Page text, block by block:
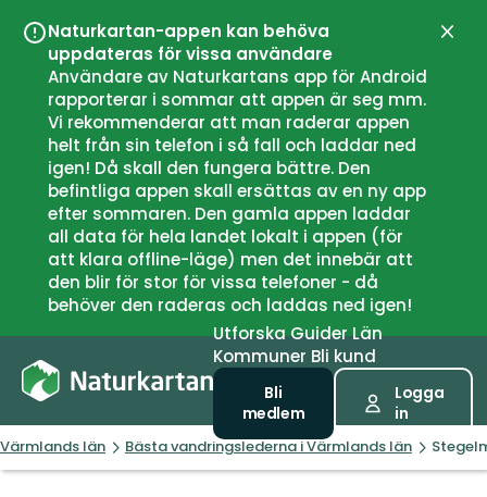
Naturkartan-appen kan behöva
uppdateras för vissa användare
Användare av Naturkartans app för Android
rapporterar i sommar att appen är seg mm.
Vi rekommenderar att man raderar appen
helt från sin telefon i så fall och laddar ned
igen! Då skall den fungera bättre. Den
befintliga appen skall ersättas av en ny app
efter sommaren. Den gamla appen laddar
all data för hela landet lokalt i appen (för
att klara offline-läge) men det innebär att
den blir för stor för vissa telefoner - då
behöver den raderas och laddas ned igen!
UtforskaGuiderLän
Kommuner Bli kund
Bli
medlem
Logga
in
Värmlands län Bästa vandringslederna i Värmlands län